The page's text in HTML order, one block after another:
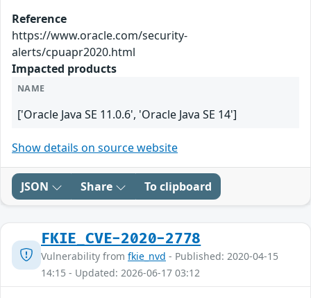
Reference
https://www.oracle.com/security-
alerts/cpuapr2020.html
Impacted products
NAME
['Oracle Java SE 11.0.6', 'Oracle Java SE 14']
Show details on source website
JSON Share To clipboard
FKIE_CVE-2020-2778
Vulnerability from fkie_nvd - Published: 2020-04-15
14:15 - Updated: 2026-06-17 03:12